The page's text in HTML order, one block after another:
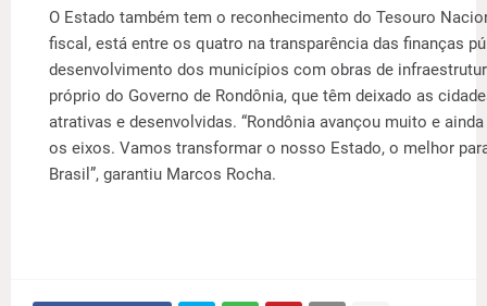
O Estado também tem o reconhecimento do Tesouro
fiscal, está entre os quatro na transparência das finanças
desenvolvimento dos municípios com obras de
próprio do Governo de Rondônia, que têm deixado as
atrativas e desenvolvidas. “Rondônia avançou muito e
os eixos. Vamos transformar o nosso Estado, o melhor
Brasil”, garantiu Marcos Rocha.